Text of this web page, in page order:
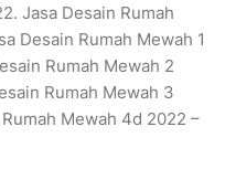
Jasa Desain Rumah
Desain Rumah Mewah 1
Rumah Mewah 2
Rumah Mewah 3
Mewah 4d 2022 –